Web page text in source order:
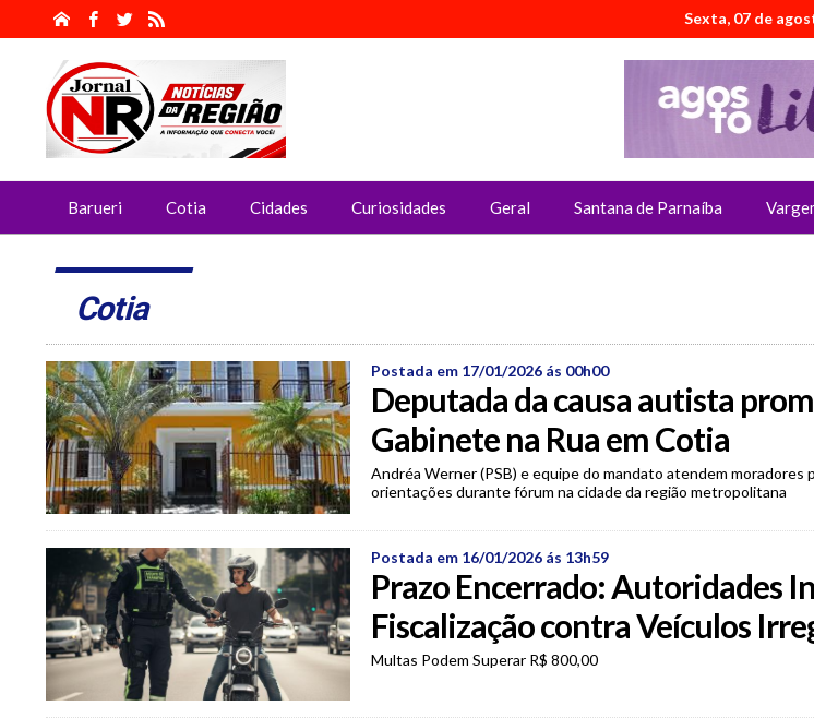
Sexta, 07 de
Barueri Cotia Cidades Curiosidades Geral Santana de Parnaíba
Cotia
Postada em 17/01/2026 ás 00h00
Deputada da causa autista
Gabinete na Rua em Cotia
Andréa Werner (PSB) e equipe do mandato atendem moradores
orientações durante fórum na cidade da região metropolitana
Postada em 16/01/2026 ás 13h59
Prazo Encerrado: Autoridades
Fiscalização contra Veículos
Multas Podem Superar R$ 800,00